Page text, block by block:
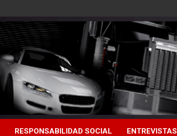
RESPONSABILIDAD SOCIAL ENTREVISTAS